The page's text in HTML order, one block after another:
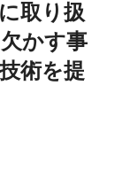
取り扱
かす事
術を提